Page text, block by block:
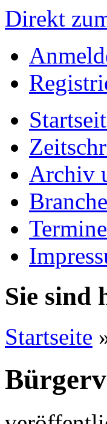
Direkt
Archiv
Sie sind
Startseite